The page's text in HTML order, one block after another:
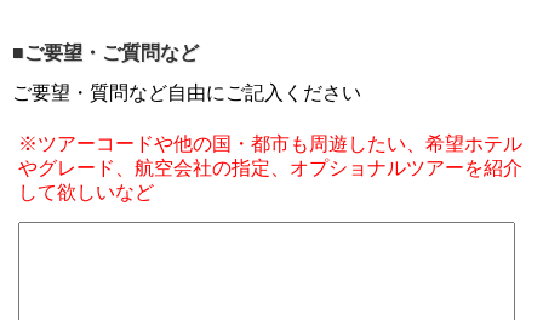
■ご要望・ご質問など
ご要望・質問など自由にご記入ください
※ツアーコードや他の国・都市も周遊したい、希望ホテル
やグレード、航空会社の指定、オプショナルツアーを紹介
して欲しいなど